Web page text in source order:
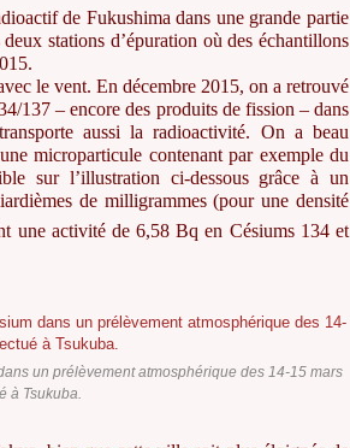
de Fukushima dans une grande partie
stations d’épuration où des échantillons
le vent. En décembre 2015, on a retrouvé
137 – encore des produits de fission – dans
aussi la radioactivité. On a beau
microparticule contenant par exemple du
sur l’illustration ci-dessous grâce à un
de milligrammes (pour une densité
une activité de 6,58 Bq en Césiums 134 et
un prélèvement atmosphérique des 14-15 mars
à Tsukuba.